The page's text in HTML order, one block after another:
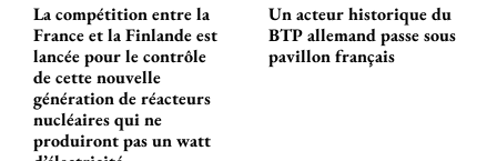
La compétition entre la
France et la Finlande est
lancée pour le contrôle
de cette nouvelle
génération de réacteurs
nucléaires qui ne
produiront pas un watt
Un acteur historique du
BTP allemand passe sous
pavillon français